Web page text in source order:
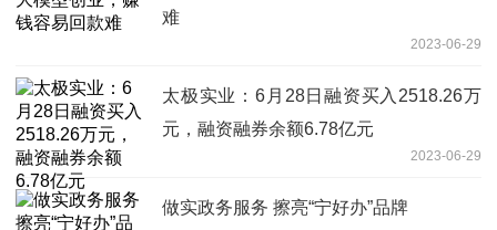
难
2023-06-29
太极实业：6月28日融资买入2518.26万
元，融资融券余额6.78亿元
2023-06-29
做实政务服务 擦亮“宁好办”品牌